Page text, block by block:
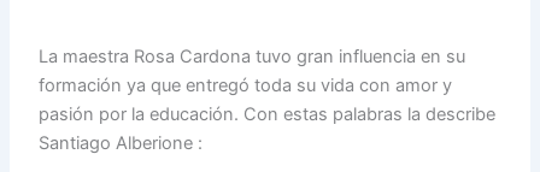
La maestra Rosa Cardona tuvo gran influencia en su
formación ya que entregó toda su vida con amor y
pasión por la educación. Con estas palabras la describe
Santiago Alberione :